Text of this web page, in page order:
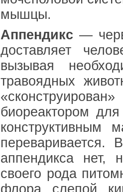
мышцы.
Аппендикс —
доставляет
вызывая
травоядных
биореактором
конструктивным
переваривается.
аппендикса нет,
своего рода
флора слепой